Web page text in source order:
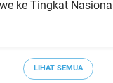
ke Tingkat
LIHAT SEMUA